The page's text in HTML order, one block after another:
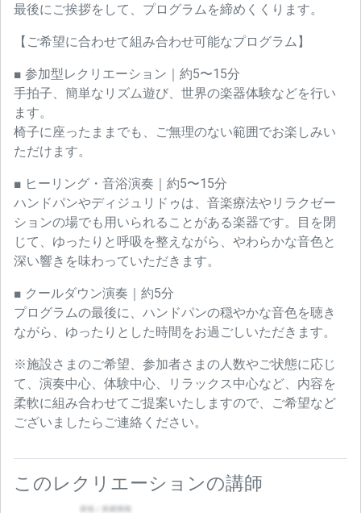
最後にご挨拶をして、プログラムを締めくくります。
【ご希望に合わせて組み合わせ可能なプログラム】
■ 参加型レクリエーション｜約5〜15分
手拍子、簡単なリズム遊び、世界の楽器体験などを行い
ます。
椅子に座ったままでも、ご無理のない範囲でお楽しみい
ただけます。
■ ヒーリング・音浴演奏｜約5〜15分
ハンドパンやディジュリドゥは、音楽療法やリラクゼー
ションの場でも用いられることがある楽器です。目を閉
じて、ゆったりと呼吸を整えながら、やわらかな音色と
深い響きを味わっていただきます。
■ クールダウン演奏｜約5分
プログラムの最後に、ハンドパンの穏やかな音色を聴き
ながら、ゆったりとした時間をお過ごしいただきます。
※施設さまのご希望、参加者さまの人数やご状態に応じ
て、演奏中心、体験中心、リラックス中心など、内容を
柔軟に組み合わせてご提案いたしますので、ご希望など
ございましたらご連絡ください。
このレクリエーションの講師